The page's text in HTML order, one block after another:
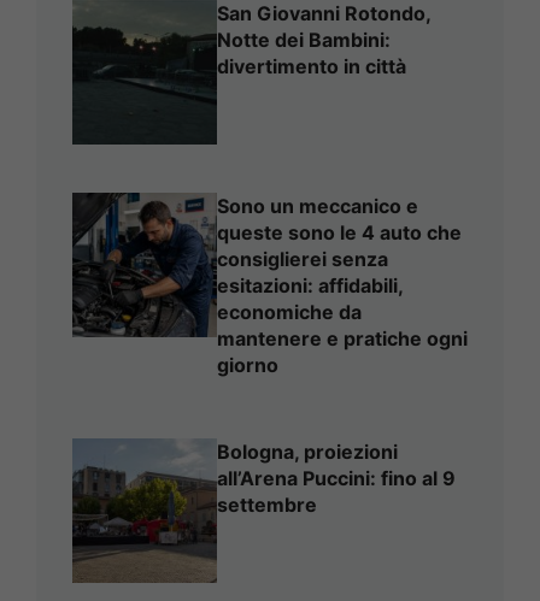
San Giovanni Rotondo,
Notte dei Bambini:
divertimento in città
Sono un meccanico e
queste sono le 4 auto che
consiglierei senza
esitazioni: affidabili,
economiche da
mantenere e pratiche ogni
giorno
Bologna, proiezioni
all’Arena Puccini: fino al 9
settembre